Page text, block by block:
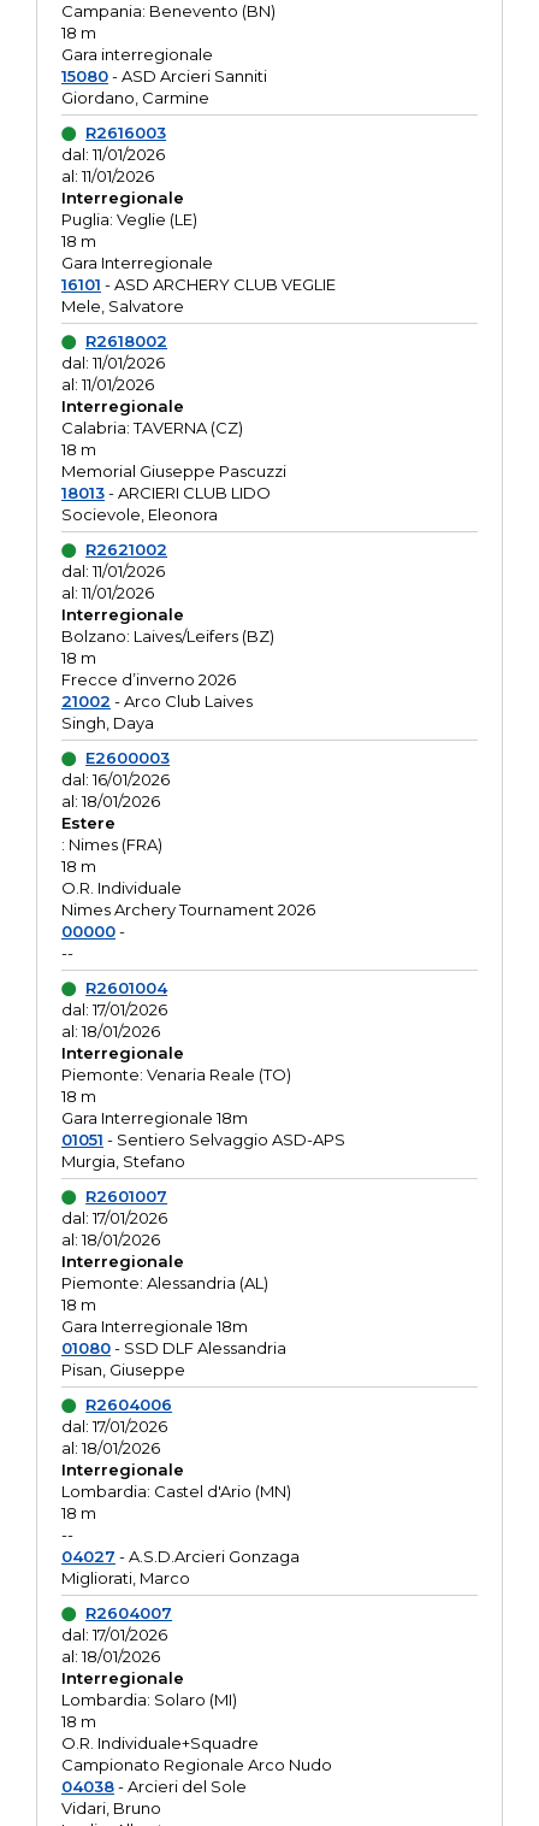
Campania: Benevento (BN)
18 m
Gara interregionale
15080- ASD Arcieri Sanniti
Giordano, Carmine
R2616003
dal: 11/01/2026
al: 11/01/2026
Interregionale
Puglia: Veglie (LE)
18 m
Gara Interregionale
16101 - ASD ARCHERY CLUB VEGLIE
Mele, Salvatore
R2618002
dal: 11/01/2026
al: 11/01/2026
Interregionale
Calabria: TAVERNA (CZ)
18 m
Memorial Giuseppe Pascuzzi
18013- ARCIERI CLUB LIDO
Socievole, Eleonora
R2621002
dal: 11/01/2026
al: 11/01/2026
Interregionale
Bolzano: Laives/Leifers (BZ)
18 m
Frecce d’inverno 2026
21002 - Arco Club Laives
Singh, Daya
E2600003
dal: 16/01/2026
al: 18/01/2026
Estere
: Nimes (FRA)
18 m
O.R. Individuale
Nimes Archery Tournament 2026
00000-
--
R2601004
dal: 17/01/2026
al: 18/01/2026
Interregionale
Piemonte: Venaria Reale (TO)
18 m
Gara Interregionale 18m
01051 - Sentiero Selvaggio ASD-APS
Murgia, Stefano
R2601007
dal: 17/01/2026
al: 18/01/2026
Interregionale
Piemonte: Alessandria (AL)
18 m
Gara Interregionale 18m
01080- SSD DLF Alessandria
Pisan, Giuseppe
R2604006
dal: 17/01/2026
al: 18/01/2026
Interregionale
Lombardia: Castel d'Ario (MN)
18 m
--
04027 - A.S.D.Arcieri Gonzaga
Migliorati, Marco
R2604007
dal: 17/01/2026
al: 18/01/2026
Interregionale
Lombardia: Solaro (MI)
18 m
O.R. Individuale+Squadre
Campionato Regionale Arco Nudo
04038- Arcieri del Sole
Vidari, Bruno